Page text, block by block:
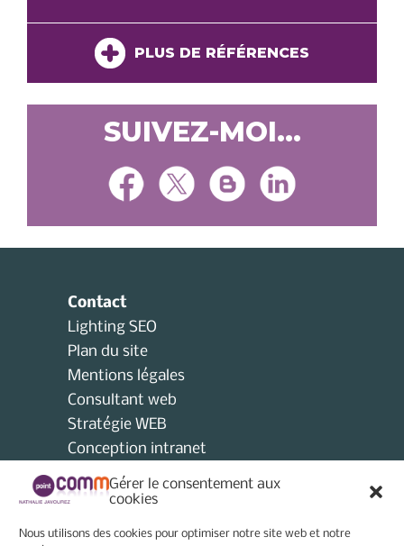
Gérer le consentement aux
cookies
Nous utilisons des cookies pour optimiser notre site web et notre
PLUS DE RÉFÉRENCES
SUIVEZ-MOI...
Contact
Lighting SEO
Plan du site
Mentions légales
Consultant web
Stratégie WEB
Conception intranet
Consultant collectivités locales
AMO